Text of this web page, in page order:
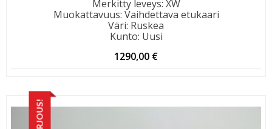
Merkitty leveys: XW
Muokattavuus: Vaihdettava etukaari
Väri: Ruskea
Kunto: Uusi
1290,00 €
TARJOUS!